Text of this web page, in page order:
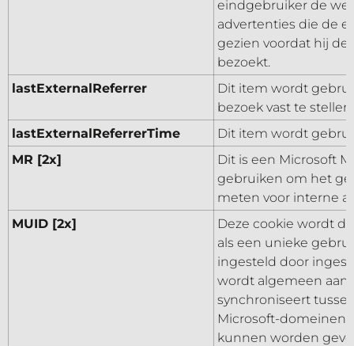
eindgebruiker de
advertenties die de
gezien voordat hij
bezoekt.
lastExternalReferrer
Dit item wordt
bezoek vast te stellen.
lastExternalReferrerTime
Dit item wordt
MR [2x]
Dit is een Microsoft
gebruiken om het
meten voor interne
MUID [2x]
Deze cookie wordt
als een unieke
ingesteld door
wordt algemeen
synchroniseert
Microsoft-domeinen,
kunnen worden